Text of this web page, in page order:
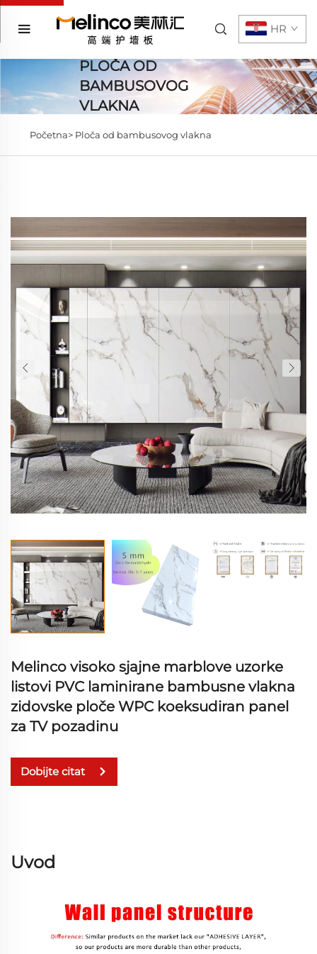
HR
PLOČA OD
BAMBUSOVOG
VLAKNA
Početna> Ploča od bambusovog vlakna
Melinco visoko sjajne marblove uzorke
listovi PVC laminirane bambusne vlakna
zidovske ploče WPC koeksudiran panel
za TV pozadinu
Dobijte citat
Uvod